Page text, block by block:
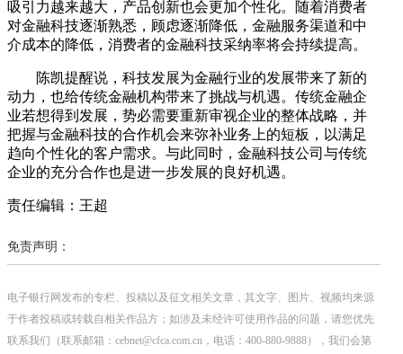
吸引力越来越大，产品创新也会更加个性化。随着消费者
对金融科技逐渐熟悉，顾虑逐渐降低，金融服务渠道和中
介成本的降低，消费者的金融科技采纳率将会持续提高。
陈凯提醒说，科技发展为金融行业的发展带来了新的
动力，也给传统金融机构带来了挑战与机遇。传统金融企
业若想得到发展，势必需要重新审视企业的整体战略，并
把握与金融科技的合作机会来弥补业务上的短板，以满足
趋向个性化的客户需求。与此同时，金融科技公司与传统
企业的充分合作也是进一步发展的良好机遇。
责任编辑：王超
免责声明：
电子银行网发布的专栏、投稿以及征文相关文章，其文字、图片、视频均来源
于作者投稿或转载自相关作品方；如涉及未经许可使用作品的问题，请您优先
联系我们（联系邮箱：cebnet@cfca.com.cn，电话：400-880-9888），我们会第